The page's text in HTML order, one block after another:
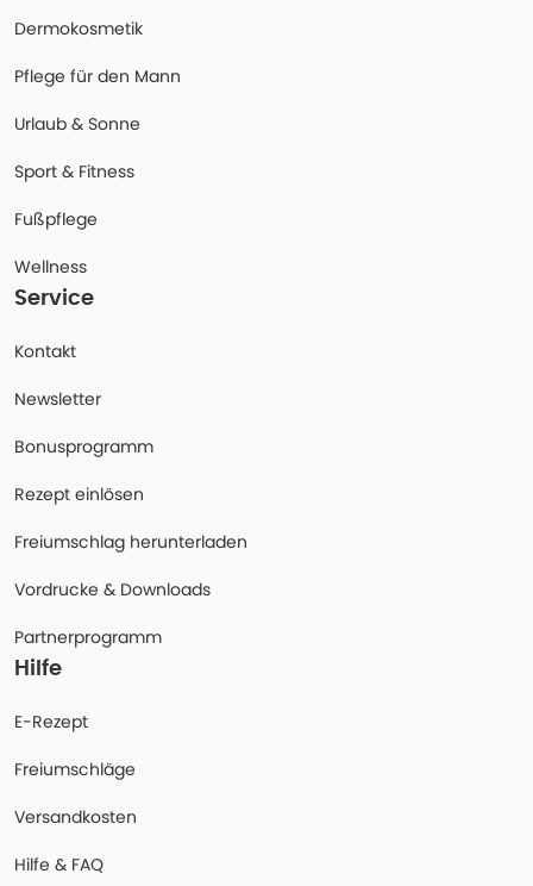
Dermokosmetik
Pflege für den Mann
Urlaub & Sonne
Sport & Fitness
Fußpflege
Wellness
Service
Kontakt
Newsletter
Bonusprogramm
Rezept einlösen
Freiumschlag herunterladen
Vordrucke & Downloads
Partnerprogramm
Hilfe
E-Rezept
Freiumschläge
Versandkosten
Hilfe & FAQ